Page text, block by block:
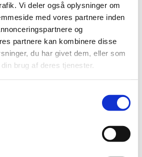
Vi deler også oplysninger om
med vores partnere inden
og
partnere kan kombinere disse
du har givet dem, eller som
brug af deres tjenester.
med eller uden tegninger fra
dit barns navn på.
til nissebrevene.
24 personlige nissebreve, kan du